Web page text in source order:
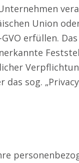
Union
erfüllen.
sog.